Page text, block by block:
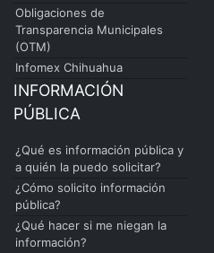
Obligaciones de
Transparencia Municipales
(OTM)
Infomex Chihuahua
INFORMACIÓN
PÚBLICA
¿Qué es información pública y
a quién la puedo solicitar?
¿Cómo solicito información
pública?
¿Qué hacer si me niegan la
información?